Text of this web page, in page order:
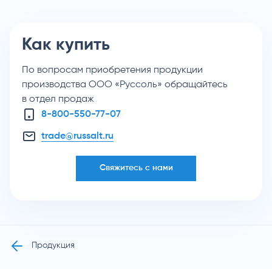
Как купить
По вопросам приобретения продукции
производства ООО «Руссоль» обращайтесь
в отдел продаж
8-800-550-77-07
trade@russalt.ru
Свяжитесь с нами
Продукция